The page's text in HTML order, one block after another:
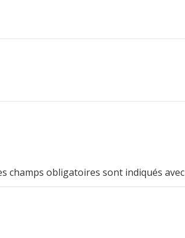
champs obligatoires sont indiqués avec